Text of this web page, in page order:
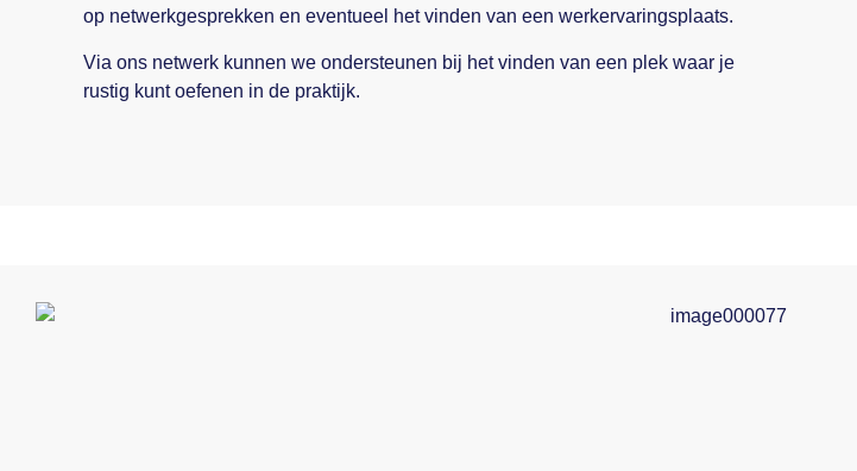
op netwerkgesprekken en eventueel het vinden van een werkervaringsplaats.
Via ons netwerk kunnen we ondersteunen bij het vinden van een plek waar je
rustig kunt oefenen in de praktijk.